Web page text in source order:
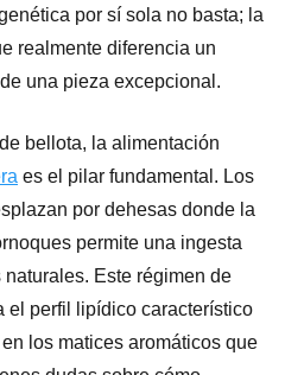
por sí sola no basta; la
realmente diferencia un
una pieza excepcional.
bellota, la alimentación
es el pilar fundamental. Los
por dehesas donde la
permite una ingesta
Este régimen de
el perfil lipídico característico
los matices aromáticos que